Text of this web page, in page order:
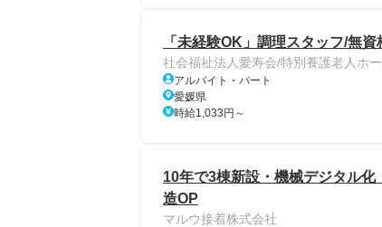
「未経験OK」調理スタッフ/無
社会福祉法人愛寿会/特別養護老人ホ
アルバイト・パート
愛媛県
時給1,033円～
10年で3棟新設・機械デジタル
造OP
マルウ接着株式会社